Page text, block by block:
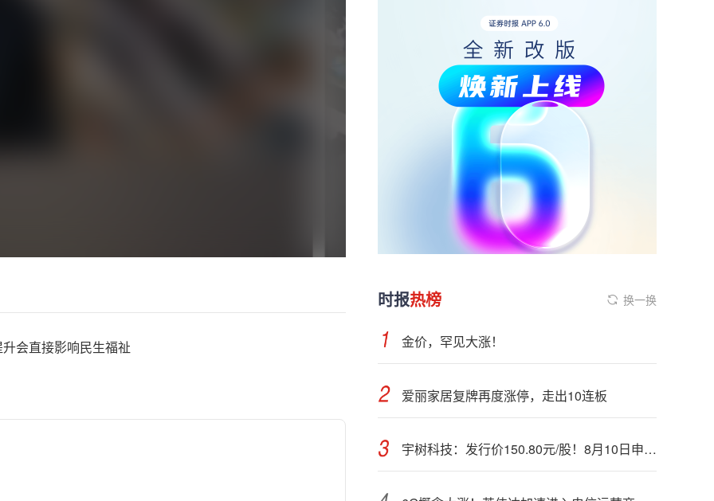
会直接影响民生福祉
时报热榜 换一换
金价，罕见大涨！
爱丽家居复牌再度涨停，走出10连板
宇树科技：发行价150.80元/股！8月10日申购，DeepSeek参与战略配售